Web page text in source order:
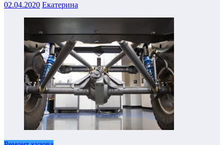
02.04.2020 Екатерина